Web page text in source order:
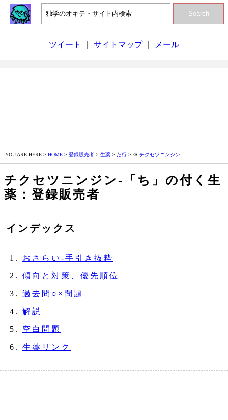
Search
ツイート サイトマップ｜ メール
YOU ARE HERE > HOME > 登録販売者 > 生薬 > た行 > ※ チクセツニンジン
チクセツニンジン‐「ち」の付く生
薬：登録販売者
インデックス
おさらい‐手引き抜粋
傾向と対策、優先順位
過去問○×問題
解説
空白問題
生薬リンク